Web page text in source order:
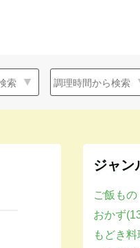
ジャン
ご飯も
おかず
もどき